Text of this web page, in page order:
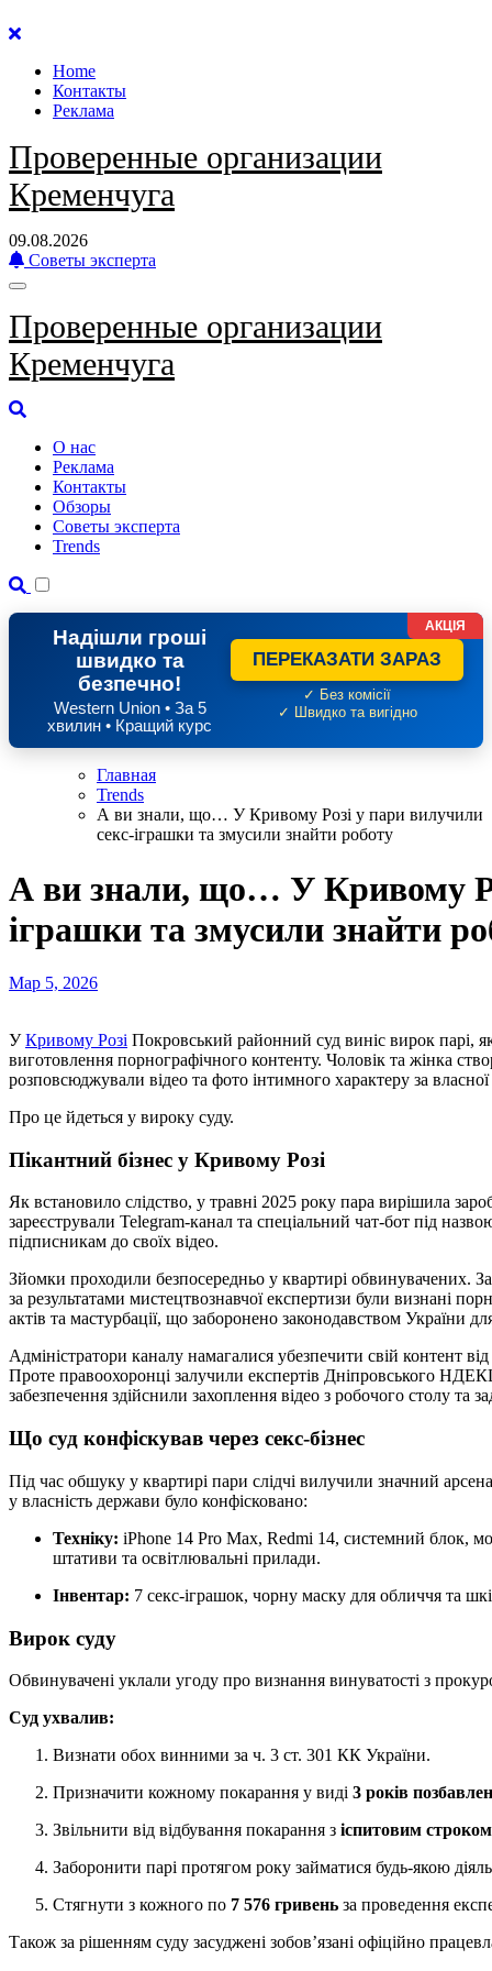
Перейти
содержанию
Home
Контакты
Реклама
Проверенные организации
Кременчуга
09.08.2026
Советы эксперта
Проверенные организации
Кременчуга
О нас
Реклама
Контакты
Обзоры
Советы эксперта
Trends
Надішли гроші
швидко та
безпечно!
Western Union • За 5
хвилин • Кращий курс
ПЕРЕКАЗАТИ ЗАРАЗ
✓ Без комісії
✓ Швидко та вигідно
АКЦІЯ
Главная
Trends
А ви знали, що… У Кривому Розі у пари вилучили
секс-іграшки та змусили знайти роботу
А ви знали, що… У Кривому
іграшки та змусили знайти
Мар 5, 2026
УКривому Розі Покровський районний суд виніс вирок парі,
виготовлення порнографічного контенту. Чоловік та жінка
розповсюджували відео та фото інтимного характеру за власної
Про це йдеться у вироку суду.
Пікантний бізнес у Кривому Розі
Як встановило слідство, у травні 2025 року пара вирішила
зареєстрували Telegram-канал та спеціальний чат-бот під
підписникам до своїх відео.
Зйомки проходили безпосередньо у квартирі обвинувачених.
за результатами мистецтвознавчої експертизи були визнані
актів та мастурбації, що заборонено законодавством України
Адміністратори каналу намагалися убезпечити свій контент
Проте правоохоронці залучили експертів Дніпровського
забезпечення здійснили захоплення відео з робочого столу та
Що суд конфіскував через секс-бізнес
Під час обшуку у квартирі пари слідчі вилучили значний
у власність держави було конфісковано:
Техніку: iPhone 14 Pro Max, Redmi 14, системний блок,
штативи та освітлювальні прилади.
Інвентар: 7 секс-іграшок, чорну маску для обличчя та
Вирок суду
Обвинувачені уклали угоду про визнання винуватості з
Суд ухвалив:
Визнати обох винними за ч. 3 ст. 301 КК України.
Призначити кожному покарання у виді 3 років
Звільнити від відбування покарання з іспитовим
Заборонити парі протягом року займатися будь-якою
Стягнути з кожного по 7 576 гривень за проведення
Також за рішенням суду засуджені зобов’язані офіційно